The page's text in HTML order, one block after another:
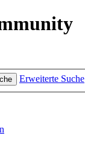
Erweiterte Suche